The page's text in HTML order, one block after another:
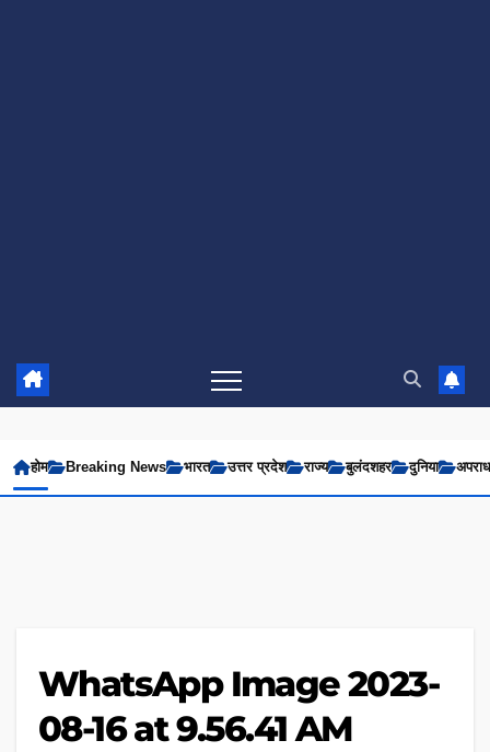
होम Breaking News भारत उत्तर प्रदेश राज्य बुलंदशहर दुनिया अपराध
WhatsApp Image 2023-
08-16 at 9.56.41 AM